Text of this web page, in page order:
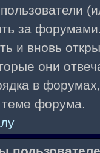
за
и вновь
они
в
теме форума.